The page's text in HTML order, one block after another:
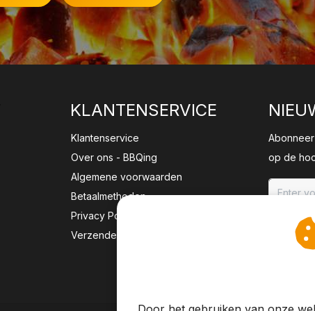
KLANTENSERVICE
Klantenservice
Over ons - BBQing
Algemene voorwaarden
Betaalmethoden
Privacy Policy
Verzenden & retourneren
op de